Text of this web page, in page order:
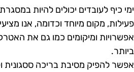
כיף לעובדים יכולים להיות
מקום מיוחד וכדומה, אנו
ומיקומים כמו גם את
להפיק מסיבת בריכה ססגונית